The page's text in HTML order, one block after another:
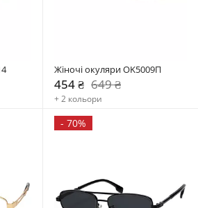
Жіночі окуляри OK5009П
454 ₴ 649 ₴
+ 2 кольори
- 70%